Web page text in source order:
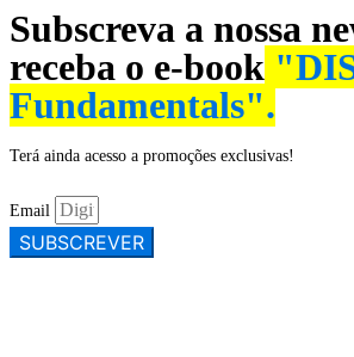
Subscreva a nossa
receba o e-book
Fundamentals".
Terá ainda acesso a promoções exclusivas!
Email
SUBSCREVER